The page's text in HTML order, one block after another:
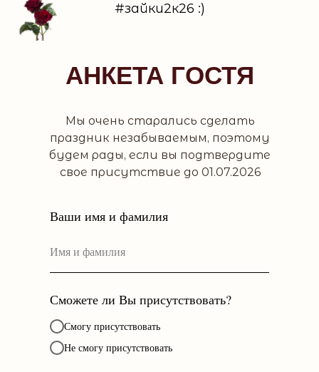
#зайки2к26 :)
АНКЕТА ГОСТЯ
Мы очень старались сделать
праздник незабываемым, поэтому
будем рады, если вы подтвердите
свое присутствие до 01.07.2026
Ваши имя и фамилия
Сможете ли Вы присутствовать?
Смогу присутствовать
Не смогу присутствовать